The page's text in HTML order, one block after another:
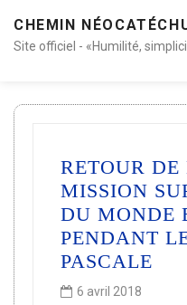
CHEMIN
Site officiel - «Humilité,
RETOUR
MISSION
DU MONDE
PENDANT
PASCALE
6 avril 2018